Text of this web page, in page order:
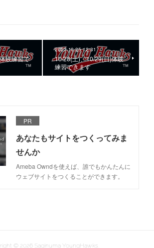
験練習で
2023.10.25 12:31
10/28(土)、10/29(日)体験
練習できます
PR
あなたもサイトをつくってみま
せんか
Ameba Owndを使えば、誰でもかんたんに
ウェブサイトをつくることができます。
© 2026 Saginuma YoungHawks